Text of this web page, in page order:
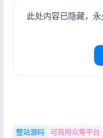
此处内容已隐藏，
整站源码 可商用众筹平台